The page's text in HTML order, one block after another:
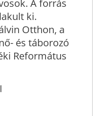
A forrás
ki.
Otthon, a
és táborozó
Református